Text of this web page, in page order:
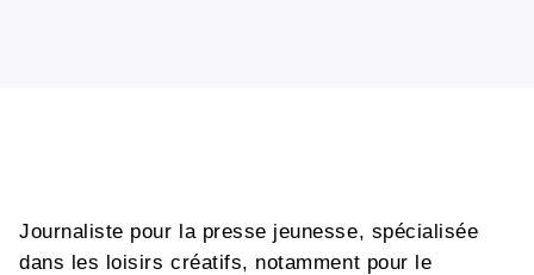
Journaliste pour la presse jeunesse, spécialisée
dans les loisirs créatifs, notamment pour le